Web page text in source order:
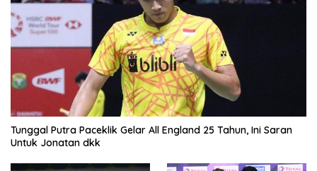
Tunggal Putra Paceklik Gelar All England 25 Tahun, Ini Saran
Untuk Jonatan dkk